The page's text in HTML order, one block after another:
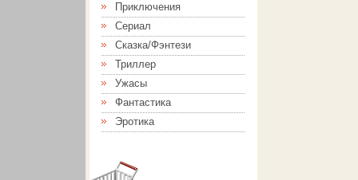
Приключения
Сериал
Сказка/Фэнтези
Триллер
Ужасы
Фантастика
Эротика